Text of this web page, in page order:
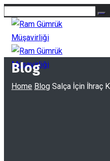
Blog
Home Blog Salça İçin İhraç